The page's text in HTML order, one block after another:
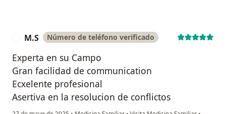
M.S Número de teléfono verificado
Experta en su Campo
Gran facilidad de communication
Ecxelente profesional
Asertiva en la resolucion de conflictos